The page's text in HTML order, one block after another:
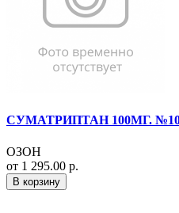
СУМАТРИПТАН 100МГ.
ОЗОН
от 1 295.00 р.
В корзину